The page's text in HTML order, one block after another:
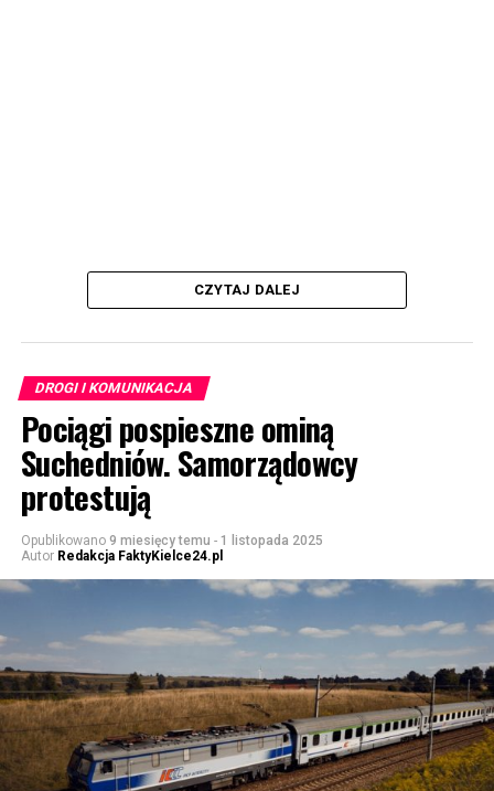
CZYTAJ DALEJ
DROGI I KOMUNIKACJA
Pociągi pospieszne ominą
Suchedniów. Samorządowcy
protestują
Opublikowano 9 miesięcy temu - 1 listopada 2025
Autor Redakcja FaktyKielce24.pl